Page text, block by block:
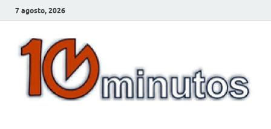
7 agosto, 2026